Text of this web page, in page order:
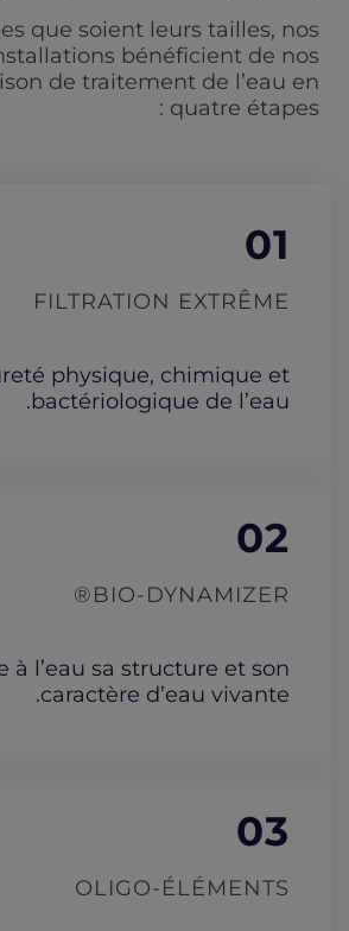
que soient leurs tailles, nos
bénéficient de nos
de traitement de l’eau en
quatre étapes :
01
FILTRATION EXTRÊME
physique, chimique et
bactériologique de l’eau.
02
BIO-DYNAMIZER®
à l’eau sa structure et son
caractère d’eau vivante.
03
OLIGO-ÉLÉMENTS